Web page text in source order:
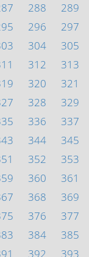
288 289
296 297
304 305
312 313
320 321
328 329
336 337
344 345
352 353
360 361
368 369
376 377
384 385
392 393